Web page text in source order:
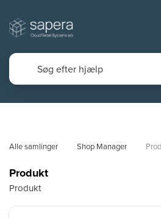
Alle samlinger Shop Manager
Produkt
Produkt